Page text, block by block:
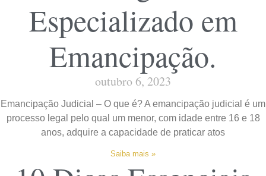
Especializado em
Emancipação.
outubro 6, 2023
Emancipação Judicial – O que é? A emancipação judicial é um
processo legal pelo qual um menor, com idade entre 16 e 18
anos, adquire a capacidade de praticar atos
Saiba mais »